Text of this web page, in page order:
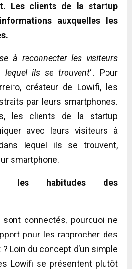
Les clients de la startup
auxquelles les
à reconnecter les visiteurs
lequel ils se trouvent“. Pour
créateur de Lowifi, les
par leurs smartphones.
les clients de la startup
avec leurs visiteurs à
lequel ils se trouvent,
smartphone.
les habitudes des
connectés, pourquoi ne
pour les rapprocher des
Loin du concept d’un simple
Lowifi se présentent plutôt